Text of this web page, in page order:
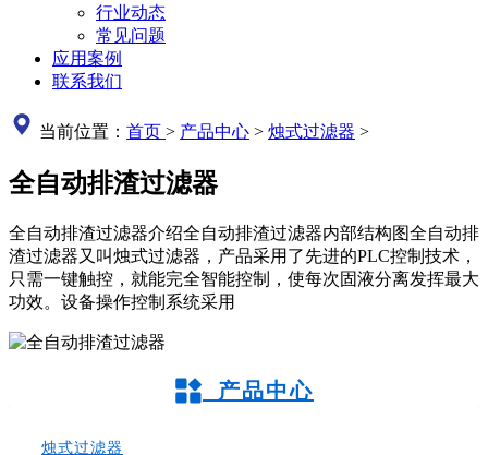
行业动态
常见问题
应用案例
联系我们
当前位置： 首页 > 产品中心 > 烛式过滤器 >
全自动排渣过滤器
全自动排渣过滤器介绍全自动排渣过滤器内部结构图全自动排
渣过滤器又叫烛式过滤器，产品采用了先进的PLC控制技术，
只需一键触控，就能完全智能控制，使每次固液分离发挥最大
功效。设备操作控制系统采用
产品中心
烛式过滤器